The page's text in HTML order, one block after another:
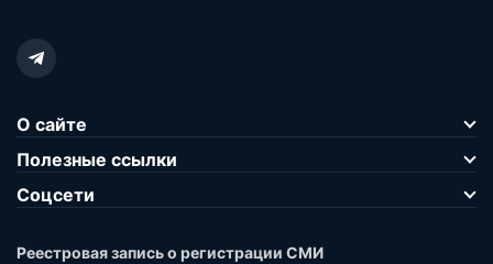
О сайте
Полезные ссылки
Соцсети
Реестровая запись о регистрации СМИ